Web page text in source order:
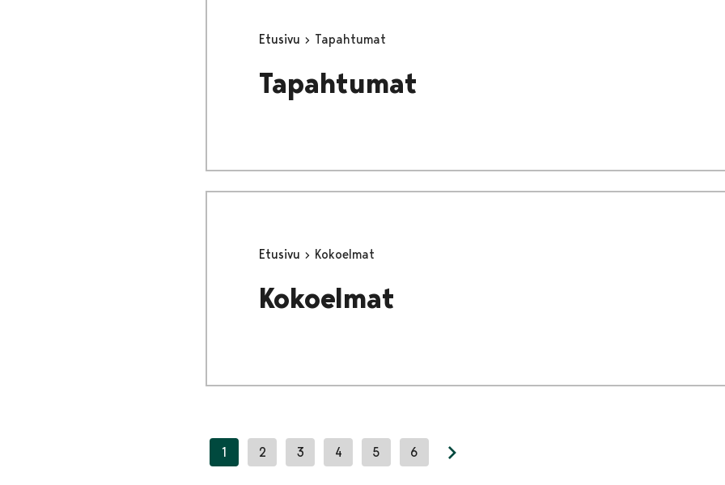
Etusivu Tapahtumat
Tapahtumat
Etusivu Kokoelmat
Kokoelmat
1 2 3 4 5 6